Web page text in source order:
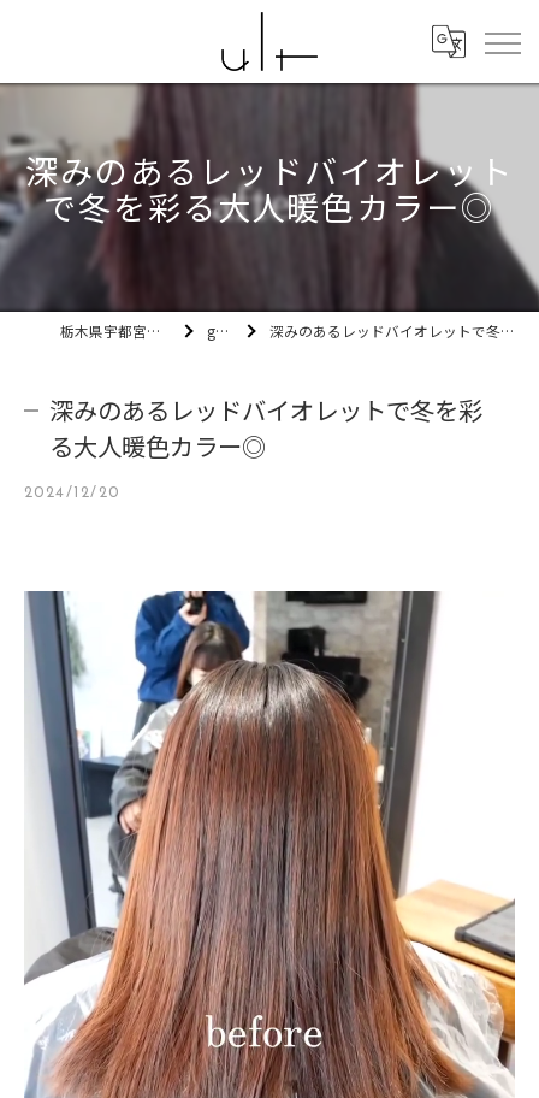
深みのあるレッドバイオレット
で冬を彩る大人暖色カラー◎
栃木県宇都宮市の美容室ult gallery 深みのあるレッドバイオレットで冬を彩る大人暖色カラー◎
深みのあるレッドバイオレットで冬を彩
る大人暖色カラー◎
2024/12/20